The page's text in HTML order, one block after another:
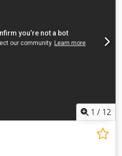
1 / 12